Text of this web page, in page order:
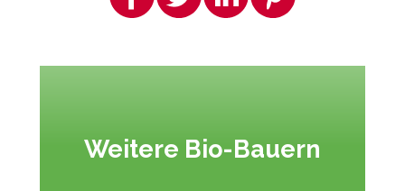
Weitere Bio-Bauern